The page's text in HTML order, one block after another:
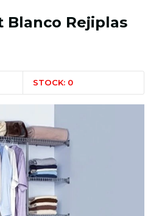
Blanco Rejiplas
STOCK: 0